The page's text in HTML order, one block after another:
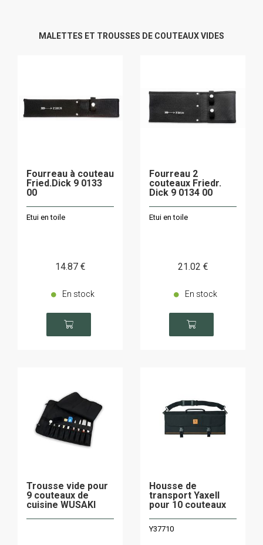
MALETTES ET TROUSSES DE COUTEAUX VIDES
Fourreau à couteau
Fried.Dick 9 0133
00
Etui en toile
14.87 €
En stock
Fourreau 2
couteaux Friedr.
Dick 9 0134 00
Etui en toile
21.02 €
En stock
Trousse vide pour
9 couteaux de
cuisine WUSAKI
Housse de
transport Yaxell
pour 10 couteaux
Y37710